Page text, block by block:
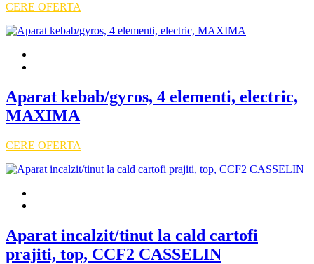
CERE OFERTA
Aparat kebab/gyros, 4 elementi, electric,
MAXIMA
CERE OFERTA
Aparat incalzit/tinut la cald cartofi
prajiti, top, CCF2 CASSELIN